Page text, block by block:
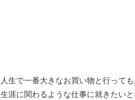
人生で一番大きなお買い物と行って
生涯に関わるような仕事に就きたい